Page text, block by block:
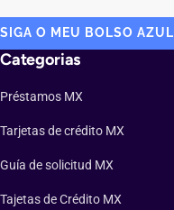
SIGA O MEU BOLSO AZUL
Categorias
Préstamos MX
Tarjetas de crédito MX
Guía de solicitud MX
Tajetas de Crédito MX